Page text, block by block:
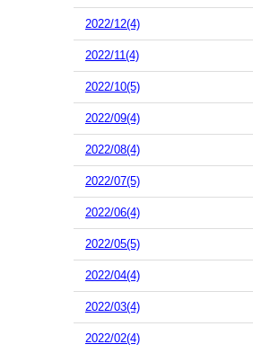
2022/12(4)
2022/11(4)
2022/10(5)
2022/09(4)
2022/08(4)
2022/07(5)
2022/06(4)
2022/05(5)
2022/04(4)
2022/03(4)
2022/02(4)